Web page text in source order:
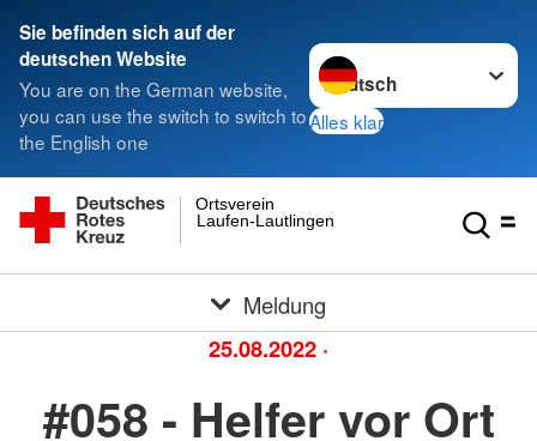
Sie befinden sich auf der
deutschen Website
You are on the German website,
you can use the switch to switch to
the English one
Sprache wechseln zu
Alles klar
Laufen-Lautlingen
Ortsverein
Meldung
25.08.2022 ·
#058 - Helfer vor Ort